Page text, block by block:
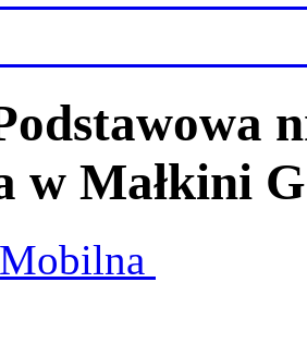
w Małkini
Mobilna